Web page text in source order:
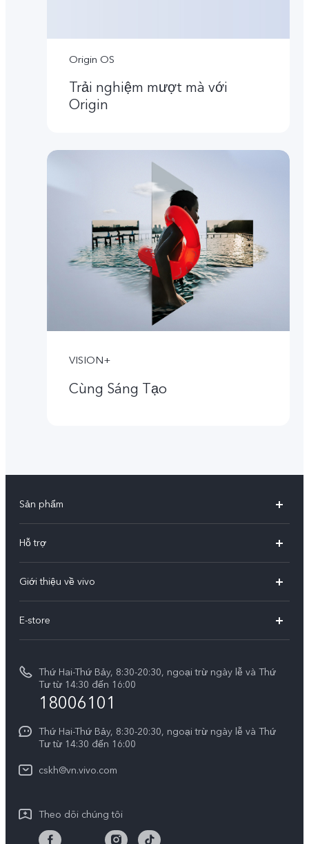
Origin OS
Trải nghiệm mượt mà với
Origin
VISION+
Cùng Sáng Tạo
Sản phẩm
X300
V60
V60 Lite 5G
V50 Lite 5G
V50 Lite
Y39 5G
Y29
Hỗ trợ
Trung tâm dịch vụ
Funtouch OS
Tra cứu giá linh kiện
Xác thực bằng IMEI
Dịch vụ cuộc hẹn
Truy vấn tiến độ sửa chữa
Chính sách bảo hành của vivo
Giới thiệu về vivo
Tin tức
Thông báo pháp lý
Về chúng tôi
Tính Bền Vững
E-store
Thứ Hai-Thứ Bảy, 8:30-20:30, ngoại trừ ngày lễ và Thứ
Tư từ 14:30 đến 16:00
18006101
Thứ Hai-Thứ Bảy, 8:30-20:30, ngoại trừ ngày lễ và Thứ
Tư từ 14:30 đến 16:00
cskh@vn.vivo.com
Theo dõi chúng tôi